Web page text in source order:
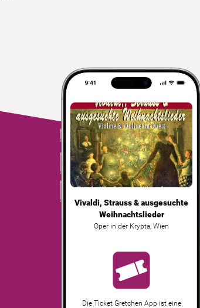
Vivaldi, Strauss & ausgesuchte
Weihnachtslieder
Oper in der Krypta, Wien
Die Ticket Gretchen App ist eine